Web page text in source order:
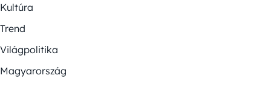
Kultúra
Trend
Világpolitika
Magyarország